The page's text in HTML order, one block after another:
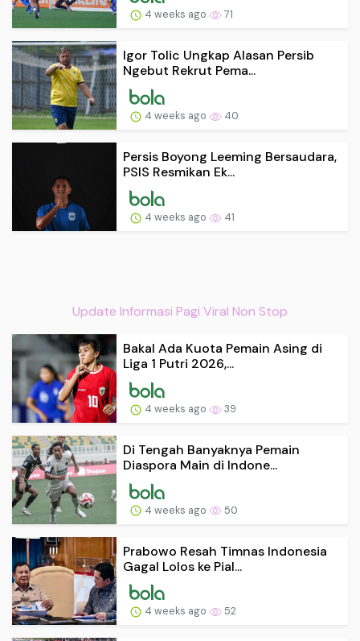
4 weeks ago 71
Igor Tolic Ungkap Alasan Persib
Ngebut Rekrut Pema...
4 weeks ago 40
Persis Boyong Leeming Bersaudara,
PSIS Resmikan Ek...
4 weeks ago 41
Update Informasi Pagi Viral Non Stop
Bakal Ada Kuota Pemain Asing di
Liga 1 Putri 2026,...
4 weeks ago 39
Di Tengah Banyaknya Pemain
Diaspora Main di Indone...
4 weeks ago 50
Prabowo Resah Timnas Indonesia
Gagal Lolos ke Pial...
4 weeks ago 52